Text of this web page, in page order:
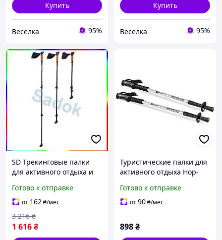
Купить
Веселка 95%
Купить
Веселка 95%
SD Трекинговые палки
для активного отдыха и
регулируемые Sadok top
Sad-03
Готово к отправке
от 162₴/мес
1 616₴
3 216 ₴
Туристические палки для
активного отдыха Hop-
серебристые GoodPlace -
worry-free-shopping-
Готово к отправке
от90₴/мес
898₴